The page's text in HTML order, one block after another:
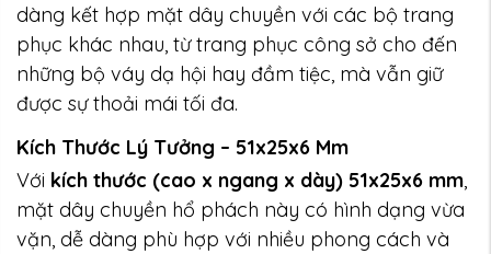
dàng kết hợp mặt dây chuyền với các bộ trang
phục khác nhau, từ trang phục công sở cho đến
những bộ váy dạ hội hay đầm tiệc, mà vẫn giữ
được sự thoải mái tối đa.
Kích Thước Lý Tưởng – 51x25x6 Mm
Với kích thước (cao x ngang x dày) 51x25x6 mm,
mặt dây chuyền hổ phách này có hình dạng vừa
vặn, dễ dàng phù hợp với nhiều phong cách và